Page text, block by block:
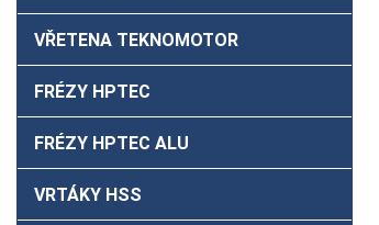
VŘETENA TEKNOMOTOR
FRÉZY HPTEC
FRÉZY HPTEC ALU
VRTÁKY HSS